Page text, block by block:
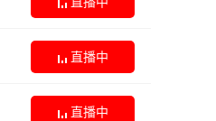
直播中
直播中